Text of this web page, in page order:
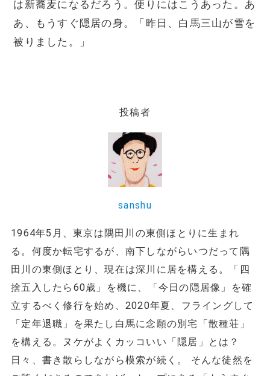
は新蕎麦になるだろう。便りにはこうあった。あ
あ、もうすぐ隠居の身。「昨日、白馬三山が雪を
被りました。」
投稿者
sanshu
1964年5月、東京は隅田川の東側ほとりに生まれ
る。何度か転宅するが、南下しながらいつだって隅
田川の東側ほとり、現在は深川に居を構える。「四
捨五入したら60歳」を機に、「今日の隠居像」を確
立するべく修行を始め、2020年夏、フライングして
「定年退職」を果たし白馬に念願の別宅「散種荘」
を構える。ヌケがよくカッコいい「隠居」とは？
日々、書き散らしながら模索が続く。 そんな徒然を